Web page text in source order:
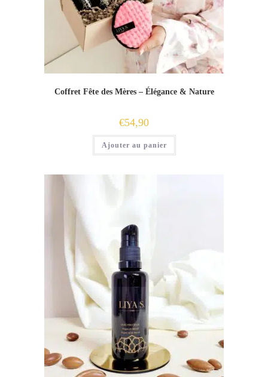
Coffret Fête des Mères – Élégance & Nature
€54,90
Ajouter au panier